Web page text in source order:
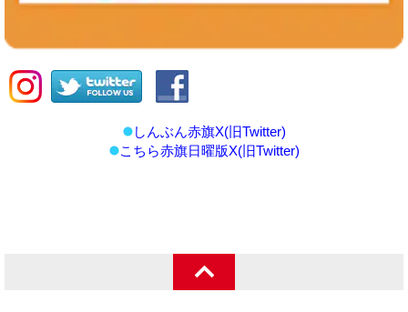
しんぶん赤旗X(旧Twitter)
こちら赤旗日曜版X(旧Twitter)